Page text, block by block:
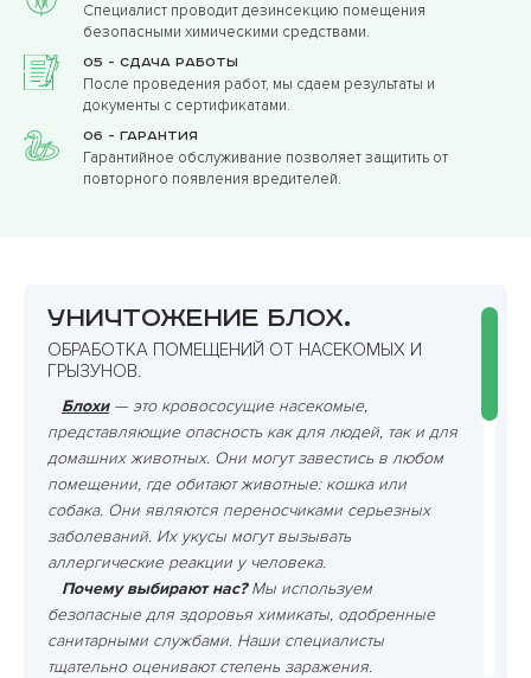
Специалист проводит дезинсекцию помещения
безопасными химическими средствами.
05 - Сдача работы
После проведения работ, мы сдаем результаты и
документы с сертификатами.
06 - Гарантия
Гарантийное обслуживание позволяет защитить от
повторного появления вредителей.
Уничтожение блох.
ОБРАБОТКА ПОМЕЩЕНИЙ ОТ НАСЕКОМЫХ И
ГРЫЗУНОВ.
Блохи— это кровососущие насекомые,
представляющие опасность как для людей, так и для
домашних животных. Они могут завестись в любом
помещении, где обитают животные: кошка или
собака. Они являются переносчиками серьезных
заболеваний. Их укусы могут вызывать
аллергические реакции у человека.
Почему выбирают нас?Мы используем
безопасные для здоровья химикаты, одобренные
санитарными службами. Наши специалисты
тщательно оценивают степень заражения.